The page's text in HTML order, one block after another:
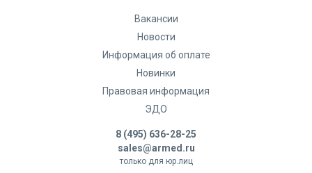
Вакансии
Новости
Информация об оплате
Новинки
Правовая информация
ЭДО
8 (495) 636-28-25
sales@armed.ru
только для юр.лиц